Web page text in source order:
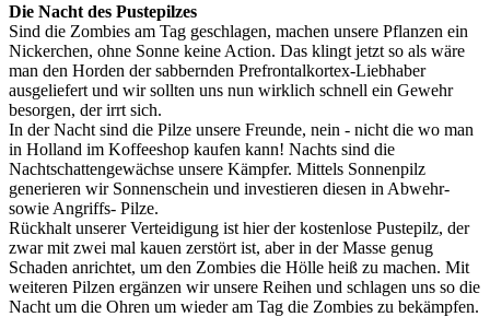
Die Nacht des Pustepilzes
Sind die Zombies am Tag geschlagen, machen unsere Pflanzen ein
Nickerchen, ohne Sonne keine Action. Das klingt jetzt so als wäre
man den Horden der sabbernden Prefrontalkortex-Liebhaber
ausgeliefert und wir sollten uns nun wirklich schnell ein Gewehr
besorgen, der irrt sich.
In der Nacht sind die Pilze unsere Freunde, nein - nicht die wo man
in Holland im Koffeeshop kaufen kann! Nachts sind die
Nachtschattengewächse unsere Kämpfer. Mittels Sonnenpilz
generieren wir Sonnenschein und investieren diesen in Abwehr-
sowie Angriffs- Pilze.
Rückhalt unserer Verteidigung ist hier der kostenlose Pustepilz, der
zwar mit zwei mal kauen zerstört ist, aber in der Masse genug
Schaden anrichtet, um den Zombies die Hölle heiß zu machen. Mit
weiteren Pilzen ergänzen wir unsere Reihen und schlagen uns so die
Nacht um die Ohren um wieder am Tag die Zombies zu bekämpfen.